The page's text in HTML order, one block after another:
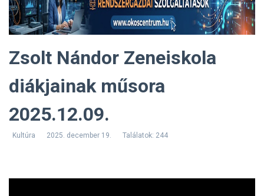
Zsolt Nándor Zeneiskola
diákjainak műsora
2025.12.09.
Kultúra 2025. december 19. Találatok: 244